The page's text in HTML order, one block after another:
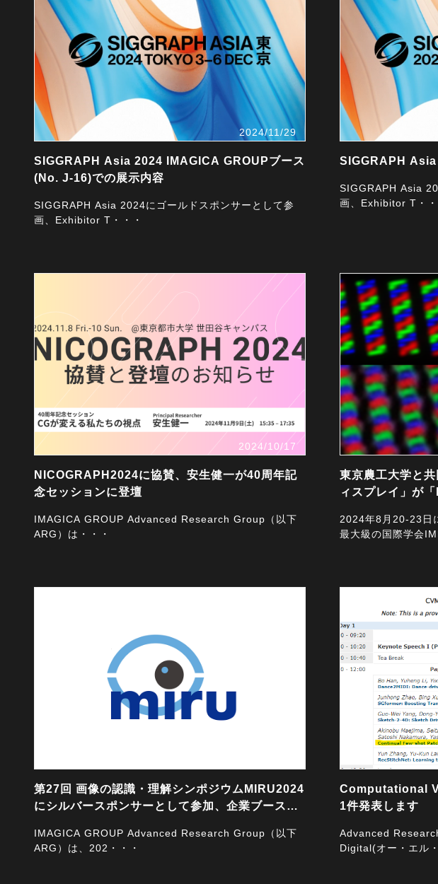
2024/11/29
SIGGRAPH Asia 2024 IMAGICA GROUPブース
(No. J-16)での展示内容
SIGGRAPH Asia 2024にゴールドスポンサーとして参
画、Exhibitor T・・・
SIGGRAPH Asia
SIGGRAPH Asia
画、Exhibitor T・・
2024/10/17
NICOGRAPH2024に協賛、安生健一が40周年記
念セッションに登壇
IMAGICA GROUP Advanced Research Group（以下
ARG）は・・・
東京農工大学と
ィスプレイ」が
2024年8月20-23日
最大級の国際学会
第27回 画像の認識・理解シンポジウムMIRU2024
にシルバースポンサーとして参加、企業ブースを
IMAGICA GROUP Advanced Research Group（以下
ARG）は、202・・・
Computational
1件発表します
Advanced
Digital(オー・エル